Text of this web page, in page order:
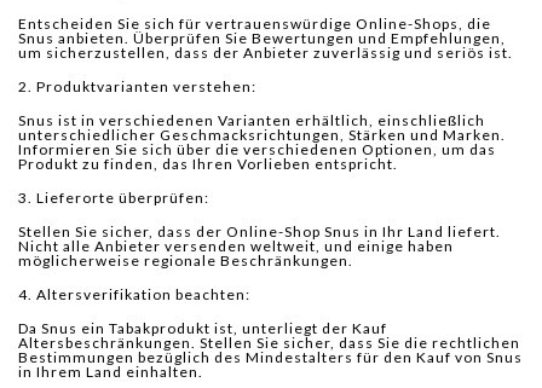
Entscheiden Sie sich für vertrauenswürdige Online-Shops, die
Snus anbieten. Überprüfen Sie Bewertungen und Empfehlungen,
um sicherzustellen, dass der Anbieter zuverlässig und seriös ist.
2. Produktvarianten verstehen:
Snus ist in verschiedenen Varianten erhältlich, einschließlich
unterschiedlicher Geschmacksrichtungen, Stärken und Marken.
Informieren Sie sich über die verschiedenen Optionen, um das
Produkt zu finden, das Ihren Vorlieben entspricht.
3. Lieferorte überprüfen:
Stellen Sie sicher, dass der Online-Shop Snus in Ihr Land liefert.
Nicht alle Anbieter versenden weltweit, und einige haben
möglicherweise regionale Beschränkungen.
4. Altersverifikation beachten:
Da Snus ein Tabakprodukt ist, unterliegt der Kauf
Altersbeschränkungen. Stellen Sie sicher, dass Sie die rechtlichen
Bestimmungen bezüglich des Mindestalters für den Kauf von Snus
in Ihrem Land einhalten.